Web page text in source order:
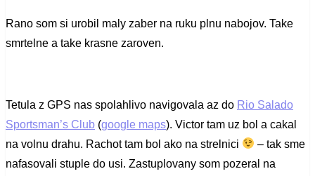
Rano som si urobil maly zaber na ruku plnu nabojov. Take
smrtelne a take krasne zaroven.
Tetula z GPS nas spolahlivo navigovala az do Rio Salado
Sportsman’s Club (google maps). Victor tam uz bol a cakal
na volnu drahu. Rachot tam bol ako na strelnici
– tak sme
nafasovali stuple do usi. Zastuplovany som pozeral na